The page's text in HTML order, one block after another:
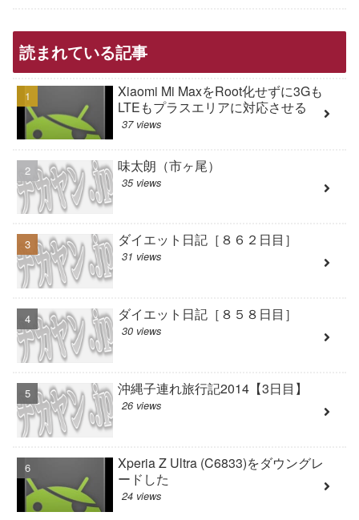
読まれている記事
Xiaomi Mi MaxをRoot化せずに3Gも
LTEもプラスエリアに対応させる
37 views
味太朗（市ヶ尾）
35 views
ダイエット日記［８６２日目］
31 views
ダイエット日記［８５８日目］
30 views
沖縄子連れ旅行記2014【3日目】
26 views
Xperia Z Ultra (C6833)をダウングレ
ードした
24 views